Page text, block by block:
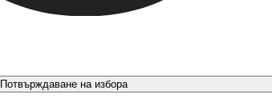
Потвърждаване на избора